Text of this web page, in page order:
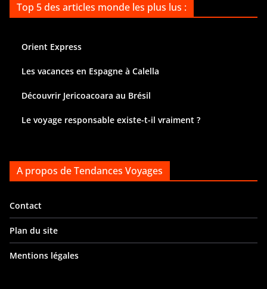
Top 5 des articles monde les plus lus :
Orient Express
Les vacances en Espagne à Calella
Découvrir Jericoacoara au Brésil
Le voyage responsable existe-t-il vraiment ?
A propos de Tendances Voyages
Contact
Plan du site
Mentions légales